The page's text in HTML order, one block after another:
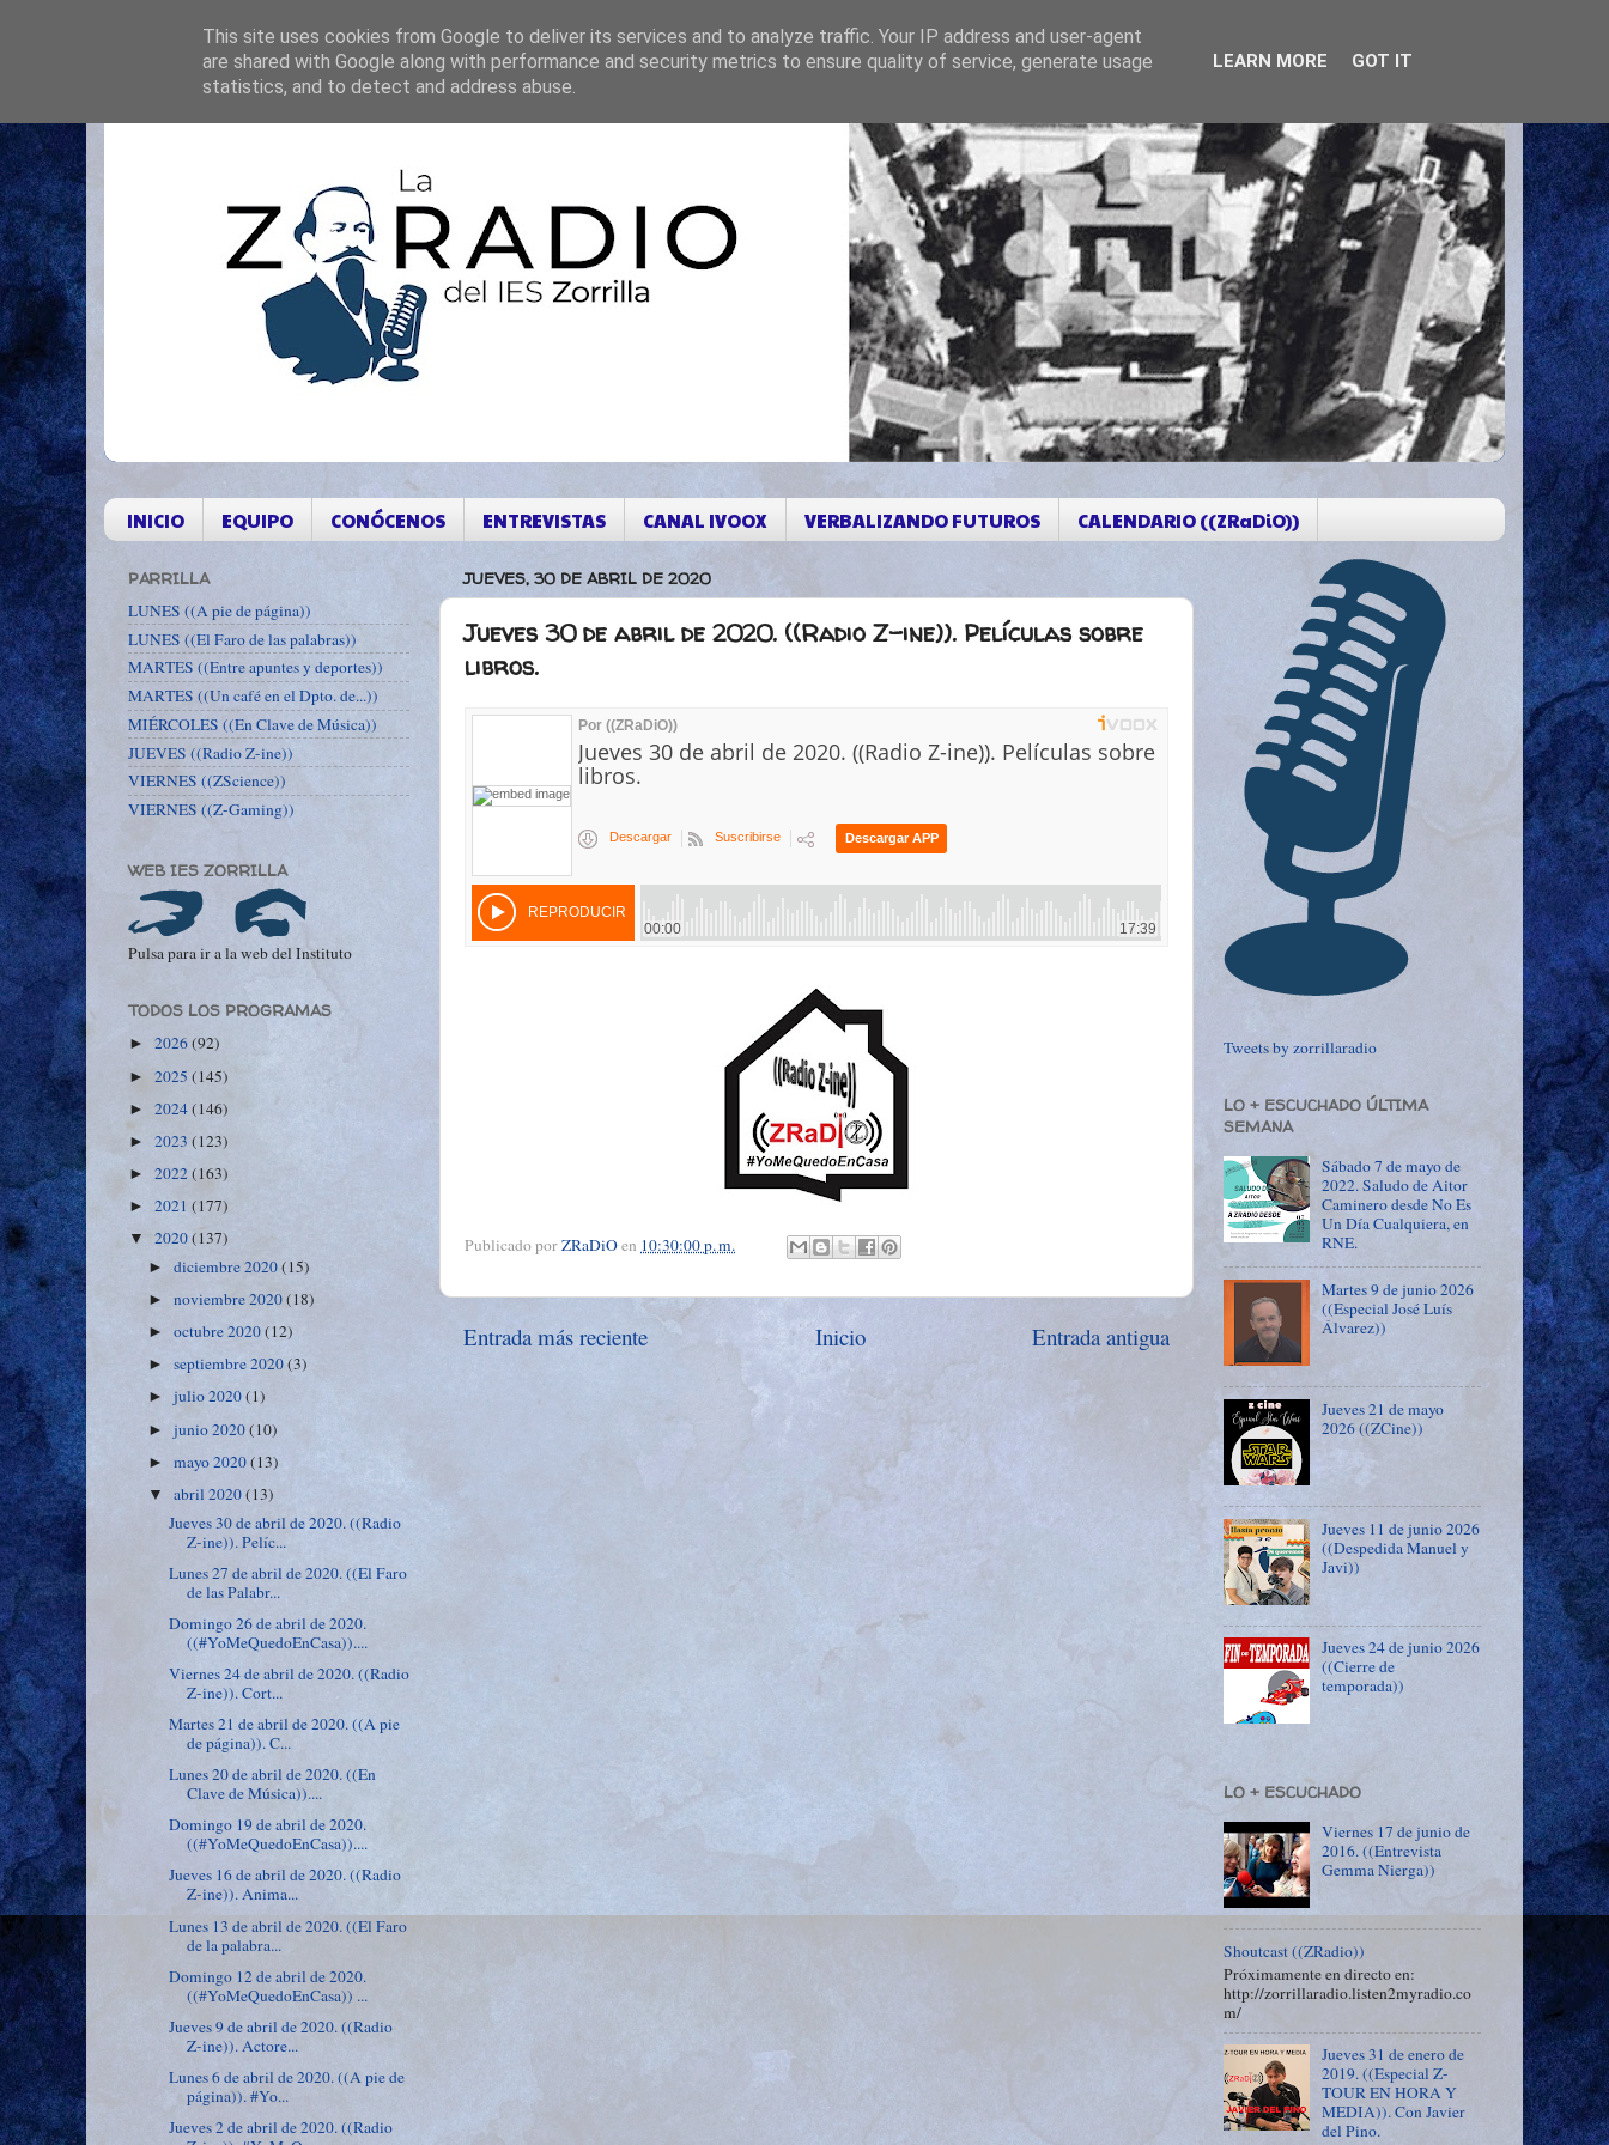
INICIO EQUIPO CONÓCENOS ENTREVISTAS CANAL IVOOX VERBALIZANDO FUTUROS CALENDARIO ((ZRaDiO))
JUEVES, 30 DE ABRIL DE 2020
Jueves 30 de abril de 2020. ((Radio Z-ine)). Películas sobre
libros.
Publicado porZRaDiOen 10:30:00 p. m.
Entrada más reciente Entrada antigua
Inicio
PARRILLA
LUNES ((A pie de página))
LUNES ((El Faro de las palabras))
MARTES ((Entre apuntes y deportes))
MARTES ((Un café en el Dpto. de...))
MIÉRCOLES ((En Clave de Música))
JUEVES ((Radio Z-ine))
VIERNES ((ZScience))
VIERNES ((Z-Gaming))
WEB IES ZORRILLA
Pulsa para ir a la web del Instituto
TODOS LOS PROGRAMAS
► 2026(92)
► 2025 (145)
► 2024(146)
► 2023 (123)
► 2022(163)
► 2021 (177)
▼ 2020(137)
►diciembre 2020(15)
►noviembre 2020(18)
►octubre 2020(12)
►septiembre 2020(3)
►julio 2020(1)
►junio 2020(10)
►mayo 2020(13)
▼abril 2020(13)
Jueves 30 de abril de 2020. ((Radio
Z-ine)). Pelíc...
Lunes 27 de abril de 2020. ((El Faro
de las Palabr...
Domingo 26 de abril de 2020.
((#YoMeQuedoEnCasa))....
Viernes 24 de abril de 2020. ((Radio
Z-ine)). Cort...
Martes 21 de abril de 2020. ((A pie
de página)). C...
Lunes 20 de abril de 2020. ((En
Clave de Música))....
Domingo 19 de abril de 2020.
((#YoMeQuedoEnCasa))....
Jueves 16 de abril de 2020. ((Radio
Z-ine)). Anima...
Lunes 13 de abril de 2020. ((El Faro
de la palabra...
Domingo 12 de abril de 2020.
((#YoMeQuedoEnCasa)) ...
Jueves 9 de abril de 2020. ((Radio
Z-ine)). Actore...
Lunes 6 de abril de 2020. ((A pie de
página)). #Yo...
Jueves 2 de abril de 2020. ((Radio
Tweets by zorrillaradio
LO + ESCUCHADO ÚLTIMA
SEMANA
Sábado 7 de mayo de
2022. Saludo de Aitor
Caminero desde No Es
Un Día Cualquiera, en
RNE.
Martes 9 de junio 2026
((Especial José Luís
Álvarez))
Jueves 21 de mayo
2026 ((ZCine))
Jueves 11 de junio 2026
((Despedida Manuel y
Javi))
Jueves 24 de junio 2026
((Cierre de
temporada))
LO + ESCUCHADO
Viernes 17 de junio de
2016. ((Entrevista
Gemma Nierga))
Shoutcast ((ZRadio))
Próximamente en directo en:
http://zorrillaradio.listen2myradio.co
m/
Jueves 31 de enero de
2019. ((Especial Z-
TOUR EN HORA Y
MEDIA)). Con Javier
del Pino.
This site uses cookies from Google to deliver its services and to analyze traffic. Your IP address and user-agent
are shared with Google along with performance and security metrics to ensure quality of service, generate usage
statistics, and to detect and address abuse.
LEARN MORE GOT IT